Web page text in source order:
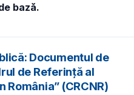
bază.
Documentul de
de Referință al
(CRCNR)